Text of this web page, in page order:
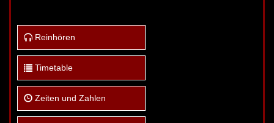
Reinhören
Timetable
Zeiten und Zahlen